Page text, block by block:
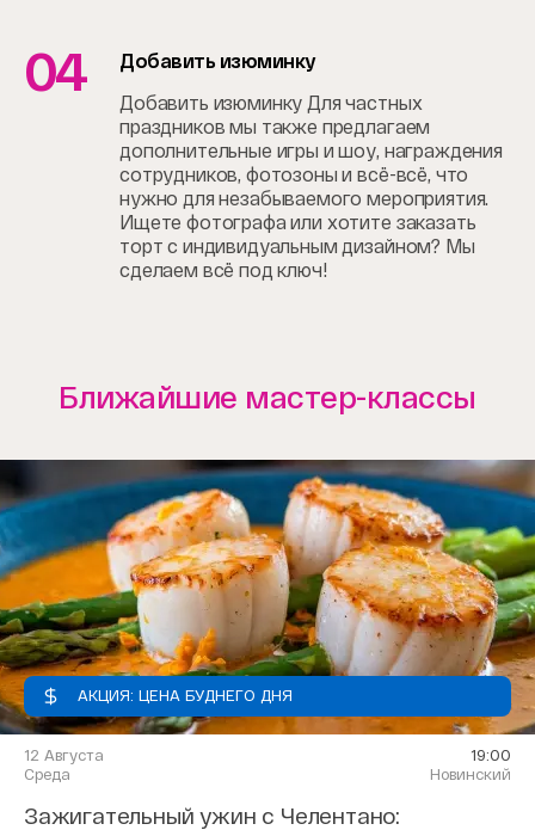
04 Добавить изюминку
Добавить изюминку Для частных
праздников мы также предлагаем
дополнительные игры и шоу, награждения
сотрудников, фотозоны и всё-всё, что
нужно для незабываемого мероприятия.
Ищете фотографа или хотите заказать
торт с индивидуальным дизайном? Мы
сделаем всё под ключ!
Ближайшие мастер-классы
АКЦИЯ: ЦЕНА БУДНЕГО ДНЯ
12 Августа
Среда
19:00
Новинский
Зажигательный ужин с Челентано: